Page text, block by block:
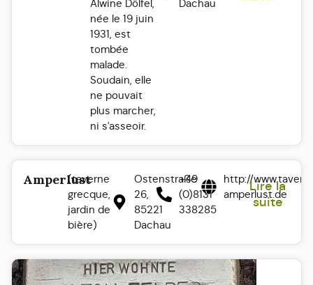
Alwine Dölfel,
née le 19 juin
1931, est
tombée
malade.
Soudain, elle
ne pouvait
plus marcher,
ni s'asseoir.
Dachau
Amperlust
(taverne
grecque,
jardin de
bière)
Ostenstraße
26,
85221
Dachau
+49
(0)8131
338285
http://
amperlust.de
Lire la
suite